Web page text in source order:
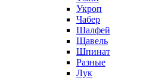
Укроп
Чабер
Шалфей
Щавель
Шпинат
Разные
Лук